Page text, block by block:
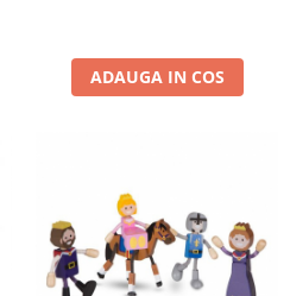
ADAUGA IN COS